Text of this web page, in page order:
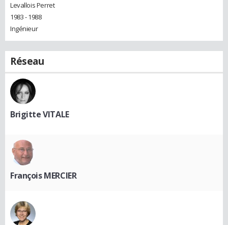
Levallois Perret
1983 - 1988
Ingénieur
Réseau
Brigitte VITALE
François MERCIER